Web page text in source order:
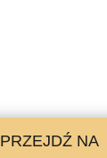
PRZEJDŹ NA